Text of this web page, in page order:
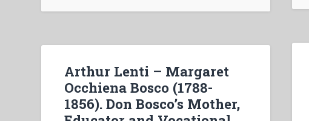
Arthur Lenti – Margaret
Occhiena Bosco (1788-
1856). Don Bosco’s Mother,